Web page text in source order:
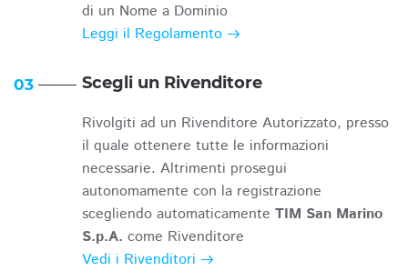
di un Nome a Dominio
Leggi il Regolamento
03 Scegli un Rivenditore
Rivolgiti ad un Rivenditore Autorizzato, presso
il quale ottenere tutte le informazioni
necessarie. Altrimenti prosegui
autonomamente con la registrazione
scegliendo automaticamente TIM San Marino
S.p.A. come Rivenditore
Vedi i Rivenditori